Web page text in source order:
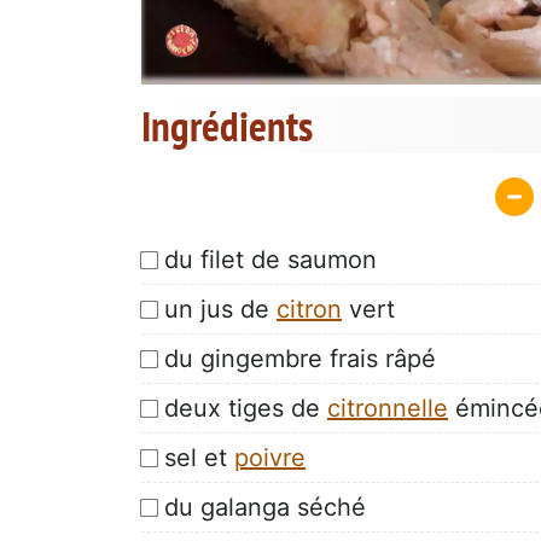
Ingrédients
du filet de saumon
un jus de citron vert
du gingembre frais râpé
deux tiges de citronnelle
sel et poivre
du galanga séché